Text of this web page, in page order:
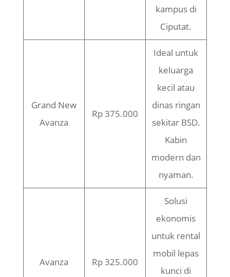
kampus di
Ciputat.
Grand New
Avanza
Rp 375.000
Ideal untuk
keluarga
kecil atau
dinas ringan
sekitar BSD.
Kabin
modern dan
nyaman.
Avanza Rp 325.000
Solusi
ekonomis
untuk rental
mobil lepas
kunci di